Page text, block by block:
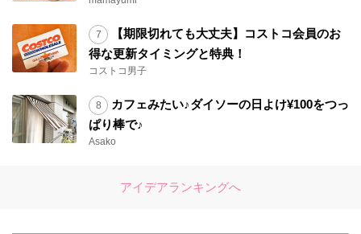
【期限切れても大丈夫】コストコ会員のお
得な更新タイミングと特典！
コストコ男子
カフェみたい♪ダイソーの日よけ¥100をつっ
ぱり棒で♪
Asako
アイデアランキングへ